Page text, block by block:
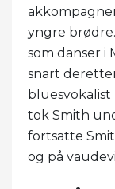
yngre
som danser i
snart
bluesvokalist
tok Smith
fortsatte
og på